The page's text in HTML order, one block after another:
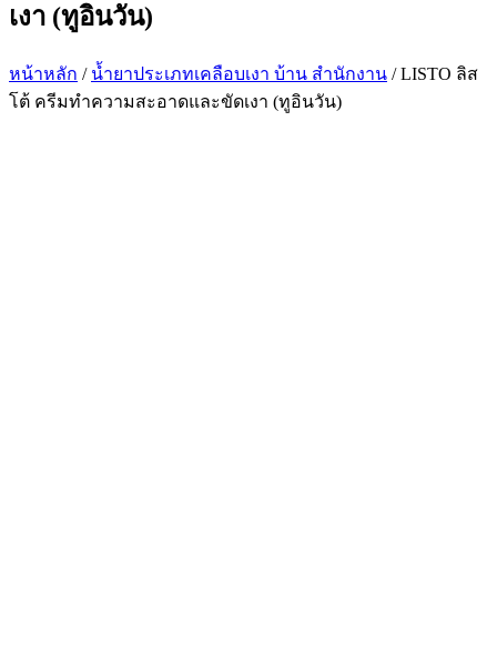
เงา (ทูอินวัน)
หน้าหลัก / น้ำยาประเภทเคลือบเงา บ้าน สำนักงาน / LISTO ลิส
โต้ ครีมทำความสะอาดและขัดเงา (ทูอินวัน)